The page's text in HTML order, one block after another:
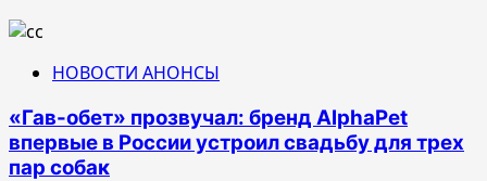
НОВОСТИ АНОНСЫ
«Гав-обет» прозвучал: бренд AlphaPet
впервые в России устроил свадьбу для трех
пар собак